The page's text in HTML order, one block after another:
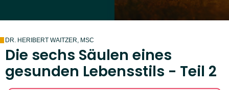
DR. HERIBERT WAITZER, MSC
Die sechs Säulen eines
gesunden Lebensstils - Teil 2